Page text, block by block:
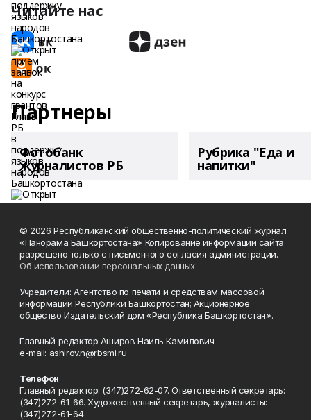
Читайте нас
Партнеры
Фотобанк
журналистов РБ
Рубрика "Еда и
напитки"
© 2026 Республиканский общественно-политический журнал
«Панорама Башкортостана» Копирование информации сайта
разрешено только с письменного согласия администрации.
Об использовании персональных данных
Учредители: Агентство по печати и средствам массовой
информации Республики Башкортостан; Акционерное
общество Издательский дом «Республика Башкортостан».
Главный редактор Аширов Наиль Камилович
e-mail: ashirov.n@rbsmi.ru
Телефон
Главный редактор: (347)272-62-07. Ответственный секретарь:
(347)272-61-66. Художественный секретарь, журналисты:
(347)272-61-64